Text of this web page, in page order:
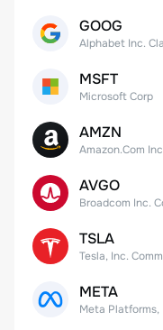
GOOG
MSFT
Microsoft Corp
AMZN
Amazon.Com Inc
AVGO
TSLA
META